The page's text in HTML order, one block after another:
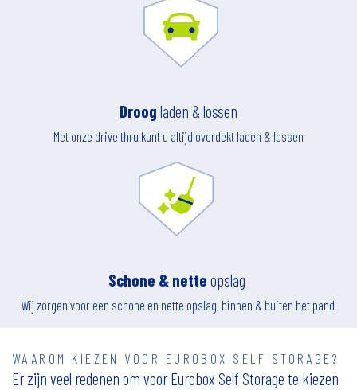
Droog laden & lossen
Met onze drive thru kunt u altijd overdekt laden & lossen
Schone & nette opslag
Wij zorgen voor een schone en nette opslag, binnen & buiten het pand
WAAROM KIEZEN VOOR EUROBOX SELF STORAGE?
Er zijn veel redenen om voor Eurobox Self Storage te kiezen